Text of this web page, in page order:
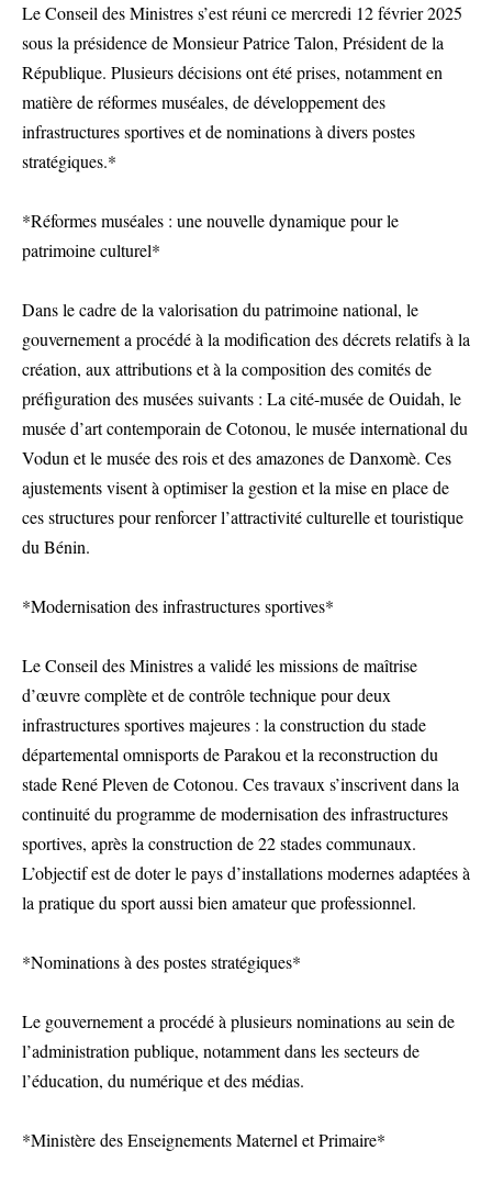
Le Conseil des Ministres s’est réuni ce mercredi 12 février 2025
sous la présidence de Monsieur Patrice Talon, Président de la
République. Plusieurs décisions ont été prises, notamment en
matière de réformes muséales, de développement des
infrastructures sportives et de nominations à divers postes
stratégiques.*
*Réformes muséales : une nouvelle dynamique pour le
patrimoine culturel*
Dans le cadre de la valorisation du patrimoine national, le
gouvernement a procédé à la modification des décrets relatifs à la
création, aux attributions et à la composition des comités de
préfiguration des musées suivants : La cité-musée de Ouidah, le
musée d’art contemporain de Cotonou, le musée international du
Vodun et le musée des rois et des amazones de Danxomè. Ces
ajustements visent à optimiser la gestion et la mise en place de
ces structures pour renforcer l’attractivité culturelle et touristique
du Bénin.
*Modernisation des infrastructures sportives*
Le Conseil des Ministres a validé les missions de maîtrise
d’œuvre complète et de contrôle technique pour deux
infrastructures sportives majeures : la construction du stade
départemental omnisports de Parakou et la reconstruction du
stade René Pleven de Cotonou. Ces travaux s’inscrivent dans la
continuité du programme de modernisation des infrastructures
sportives, après la construction de 22 stades communaux.
L’objectif est de doter le pays d’installations modernes adaptées à
la pratique du sport aussi bien amateur que professionnel.
*Nominations à des postes stratégiques*
Le gouvernement a procédé à plusieurs nominations au sein de
l’administration publique, notamment dans les secteurs de
l’éducation, du numérique et des médias.
*Ministère des Enseignements Maternel et Primaire*